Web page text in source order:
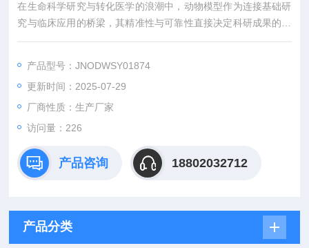
在生命科学研究与转化医学的浪潮中，动物模型作为连接基础研
究与临床应用的桥梁，其精准性与可靠性直接决定科研成果的价
值。吉奥蓝图（JENNIO-LAB）深耕生物医学领域十余载，凭借
机构、药企及医疗机构提供覆盖动物模型构建、药效评价、数据
分析与成果转化的一站式解决方案，助力客户突破科研瓶颈，加
速创新成果落地。
产品型号：JNODWSY01874
更新时间：2025-07-29
厂商性质：生产厂家
访问量：226
产品咨询 18802032712
产品分类